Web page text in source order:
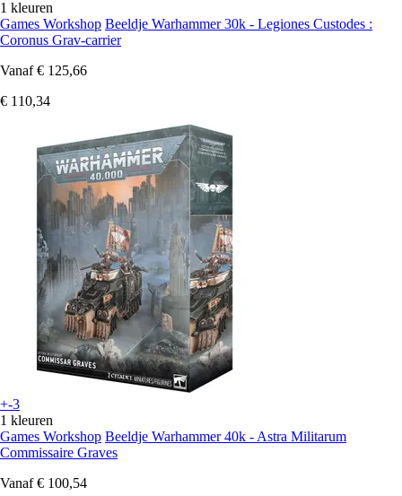
1 kleuren
Games Workshop Beeldje Warhammer 30k - Legiones Custodes :
Coronus Grav-carrier
Vanaf € 125,66
€ 110,34
+-3
1 kleuren
Games Workshop Beeldje Warhammer 40k - Astra Militarum
Commissaire Graves
Vanaf € 100,54